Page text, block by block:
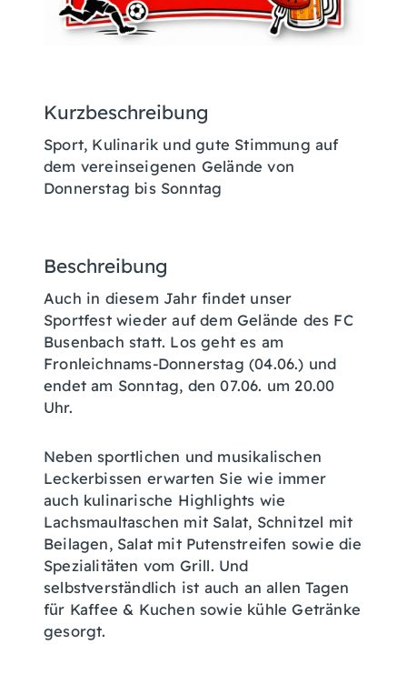
Kurzbeschreibung
Sport, Kulinarik und gute Stimmung auf
dem vereinseigenen Gelände von
Donnerstag bis Sonntag
Beschreibung
Auch in diesem Jahr findet unser
Sportfest wieder auf dem Gelände des FC
Busenbach statt. Los geht es am
Fronleichnams-Donnerstag (04.06.) und
endet am Sonntag, den 07.06. um 20.00
Uhr.
Neben sportlichen und musikalischen
Leckerbissen erwarten Sie wie immer
auch kulinarische Highlights wie
Lachsmaultaschen mit Salat, Schnitzel mit
Beilagen, Salat mit Putenstreifen sowie die
Spezialitäten vom Grill. Und
selbstverständlich ist auch an allen Tagen
für Kaffee & Kuchen sowie kühle Getränke
gesorgt.